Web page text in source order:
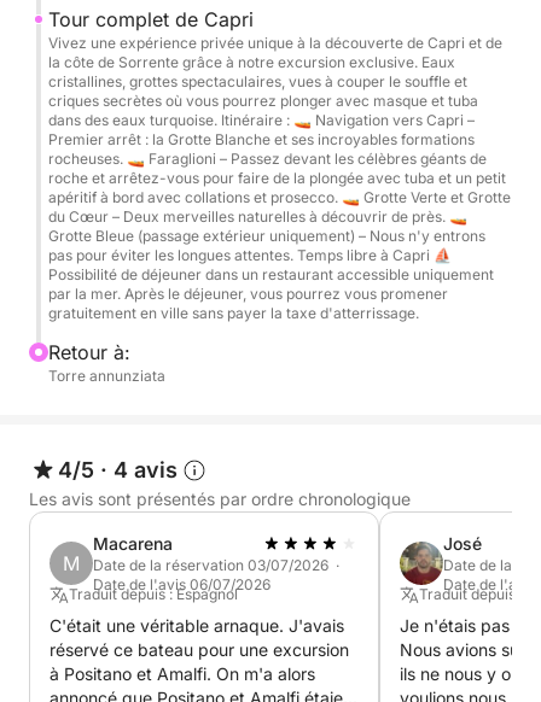
roche et faites une pause plongée avec tuba et un
petit apéritif à bord avec collations et prosecco.
🚤 Grotte Verte et Grotte du Cœur – Deux merveilles
naturelles à découvrir de près.
🚤 Grotte Bleue (passage extérieur uniquement) –
Nous n'y entrons pas pour éviter les longues
attentes.
Temps libre à Capri
⛵ Possibilité de déjeuner dans un restaurant
promenade gratuite en ville sans payer la taxe
Tour complet de Capri
Vivez une expérience privée unique à la découverte de Capri et de
la côte de Sorrente grâce à notre excursion exclusive. Eaux
cristallines, grottes spectaculaires, vues à couper le souffle et
criques secrètes où vous pourrez plonger avec masque et tuba
dans des eaux turquoise. Itinéraire : 🚤 Navigation vers Capri –
Premier arrêt : la Grotte Blanche et ses incroyables formations
rocheuses. 🚤 Faraglioni – Passez devant les célèbres géants de
roche et arrêtez-vous pour faire de la plongée avec tuba et un petit
apéritif à bord avec collations et prosecco. 🚤 Grotte Verte et Grotte
du Cœur – Deux merveilles naturelles à découvrir de près. 🚤
Grotte Bleue (passage extérieur uniquement) – Nous n'y entrons
pas pour éviter les longues attentes. Temps libre à Capri ⛵
Possibilité de déjeuner dans un restaurant accessible uniquement
par la mer. Après le déjeuner, vous pourrez vous promener
gratuitement en ville sans payer la taxe d'atterrissage.
Retour à:
Torre annunziata
4/5 · 4 avis
Les avis sont présentés par ordre chronologique
M
Macarena
Date de la réservation 03/07/2026 ·
Date de l'avis 06/07/2026
Traduit depuis : Espagnol
C'était une véritable arnaque. J'avais
réservé ce bateau pour une excursion
à Positano et Amalfi. On m'a alors
annoncé que Positano et Amalfi étaient
José
Date de la
Date de l'avis
Traduit depuis :
Je n'étais pas
Nous avions
ils ne nous y ont
voulions nous